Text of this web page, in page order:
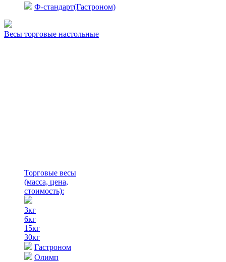
Ф-стандарт(Гастроном)
Весы торговые настольные
Торговые весы
(масса, цена,
стоимость):
3кг
6кг
15кг
30кг
Гастроном
Олимп